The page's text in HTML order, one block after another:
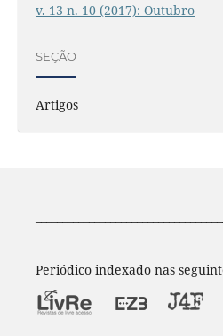
v. 13 n. 10 (2017): Outubro
SEÇÃO
Artigos
Periódico indexado nas